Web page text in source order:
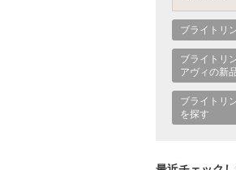
ブライトリ
ブライトリ
アヴィの新
ブライトリ
を探す